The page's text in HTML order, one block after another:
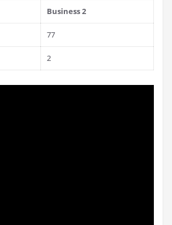
Business 2
77
2